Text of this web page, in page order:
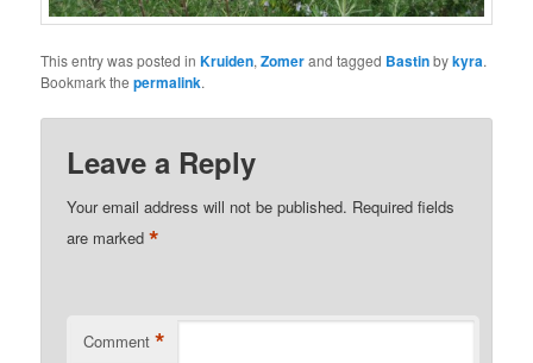
This entry was posted inKruiden,Zomerand tagged Bastinbykyra.
Bookmark thepermalink.
Leave a Reply
Your email address will not be published. Required fields
are marked*
Comment *